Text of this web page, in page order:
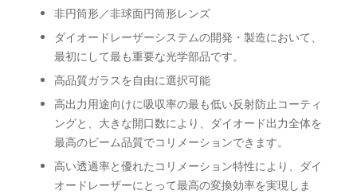
非円筒形／非球面円筒形レンズ
ダイオードレーザーシステムの開発・製造において、
最初にして最も重要な光学部品です。
高品質ガラスを自由に選択可能
高出力用途向けに吸収率の最も低い反射防止コーティ
ングと、大きな開口数により、ダイオード出力全体を
最高のビーム品質でコリメーションできます。
高い透過率と優れたコリメーション特性により、ダイ
オードレーザーにとって最高の変換効率を実現しま